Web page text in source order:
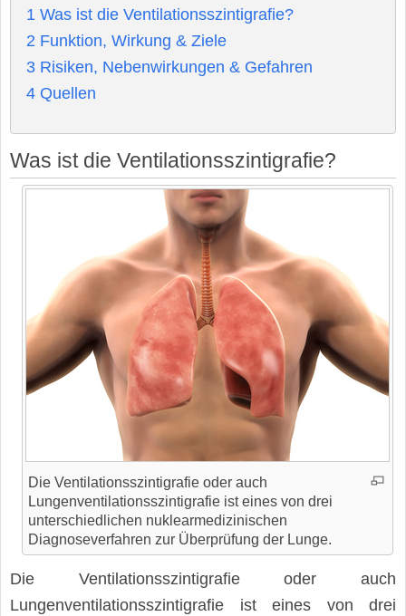
1 Was ist die Ventilationsszintigrafie?
2 Funktion, Wirkung & Ziele
3 Risiken, Nebenwirkungen & Gefahren
4 Quellen
Was ist die Ventilationsszintigrafie?
Die Ventilationsszintigrafie oder auch
Lungenventilationsszintigrafie ist eines von drei
unterschiedlichen nuklearmedizinischen
Diagnoseverfahren zur Überprüfung der Lunge.
Die Ventilationsszintigrafie oder auch
Lungenventilationsszintigrafie ist eines von drei